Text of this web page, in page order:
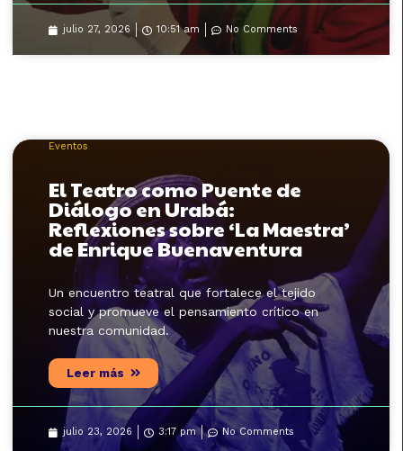
julio 27, 2026 10:51 am No Comments
Eventos
El Teatro como Puente de
Diálogo en Urabá:
Reflexiones sobre ‘La Maestra’
de Enrique Buenaventura
Un encuentro teatral que fortalece el tejido
social y promueve el pensamiento crítico en
nuestra comunidad.
Leer más
julio 23, 2026 3:17 pm No Comments